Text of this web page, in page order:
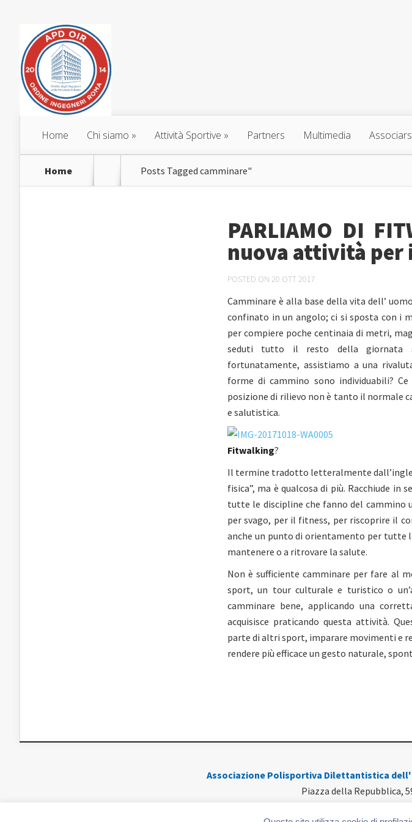
Home Chi siamo » Attività Sportive » Partners Multimedia
Home Posts Tagged camminare"
PARLIAMO DI
nuova attività
POSTED ON 20 OTT 2017
Camminare è alla base della vita dell’
confinato in un angolo; ci si sposta con i
per compiere poche centinaia di metri,
seduti tutto il resto della giornata
fortunatamente, assistiamo a una
forme di cammino sono individuabili?
posizione di rilievo non è tanto il normale
e salutistica.
Fitwalking?
Il termine tradotto letteralmente
fisica”, ma è qualcosa di più. Racchiude in
tutte le discipline che fanno del cammino
per svago, per il fitness, per riscoprire il
anche un punto di orientamento per tutte
mantenere o a ritrovare la salute.
Non è sufficiente camminare per fare al
sport, un tour culturale e turistico o
camminare bene, applicando una
acquisisce praticando questa attività.
parte di altri sport, imparare movimenti e
rendere più efficace un gesto naturale,
Associazione Polisportiva Dilettantistica
Piazza della Repubblica,